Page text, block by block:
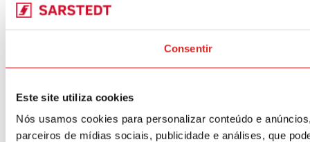
Consentir
Este site utiliza cookies
Nós usamos cookies para personalizar conteúdo e
parceiros de mídias sociais, publicidade e análises, que